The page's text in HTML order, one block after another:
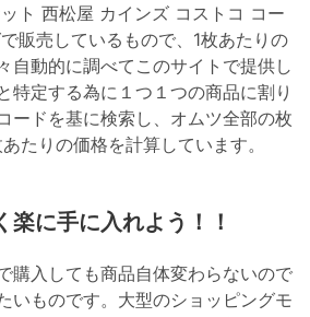
ト 西松屋 カインズ コストコ コー
販売しているもので、1枚あたりの
自動的に調べてこのサイトで提供し
特定する為に１つ１つの商品に割り
ードを基に検索し、オムツ全部の枚
たりの価格を計算しています。
楽に手に入れよう！！
購入しても商品自体変わらないので
いものです。大型のショッピングモ